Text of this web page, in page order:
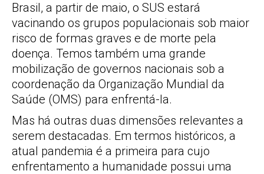
Brasil, a partir de maio, o SUS estará
vacinando os grupos populacionais sob maior
risco de formas graves e de morte pela
doença. Temos também uma grande
mobilização de governos nacionais sob a
coordenação da Organização Mundial da
Saúde (OMS) para enfrentá-la.
Mas há outras duas dimensões relevantes a
serem destacadas. Em termos históricos, a
atual pandemia é a primeira para cujo
enfrentamento a humanidade possui uma